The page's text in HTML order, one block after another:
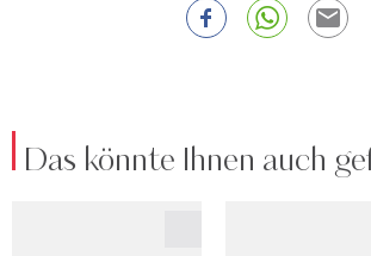
Das könnte Ihnen auch